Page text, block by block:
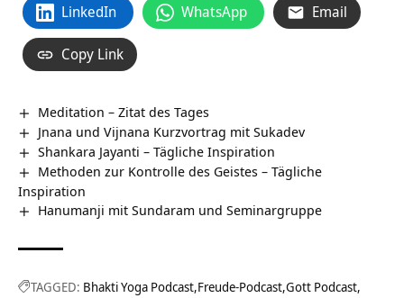
LinkedIn WhatsApp Email
Copy Link
Meditation – Zitat des Tages
Jnana und Vijnana Kurzvortrag mit Sukadev
Shankara Jayanti – Tägliche Inspiration
Methoden zur Kontrolle des Geistes – Tägliche
Inspiration
Hanumanji mit Sundaram und Seminargruppe
TAGGED: Bhakti Yoga Podcast Freude-Podcast Gott Podcast